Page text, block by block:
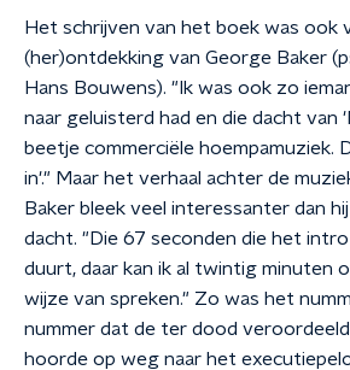
Het schrijven van het boek was ook
(her)ontdekking van George Baker
Hans Bouwens). "Ik was ook zo
naar geluisterd had en die dacht van
beetje commerciële hoempamuziek.
in'." Maar het verhaal achter de
Baker bleek veel interessanter dan
dacht. "Die 67 seconden die het intro
duurt, daar kan ik al twintig minuten
wijze van spreken." Zo was het
nummer dat de ter dood
hoorde op weg naar het